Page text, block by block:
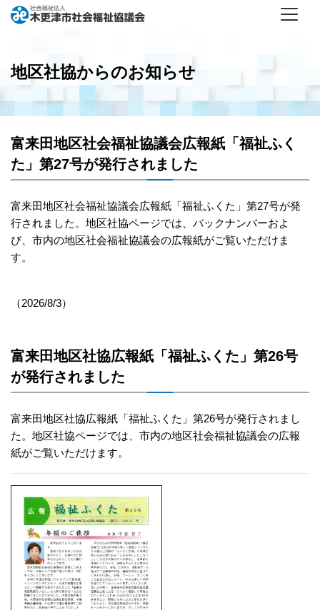
地区社協からのお知らせ
富来田地区社会福祉協議会広報紙「福祉ふく
た」第27号が発行されました
富来田地区社会福祉協議会広報紙「福祉ふくた」第27号が発
行されました。 地区社協ページでは、バックナンバーおよ
び、市内の地区社会福祉協議会の広報紙がご覧いただけま
す。
（2026/8/3）
富来田地区社協広報紙「福祉ふくた」第26号
が発行されました
富来田地区社協広報紙「福祉ふくた」第26号が発行されまし
た。 地区社協ページでは、市内の地区社会福祉協議会の広報
紙がご覧いただけます。